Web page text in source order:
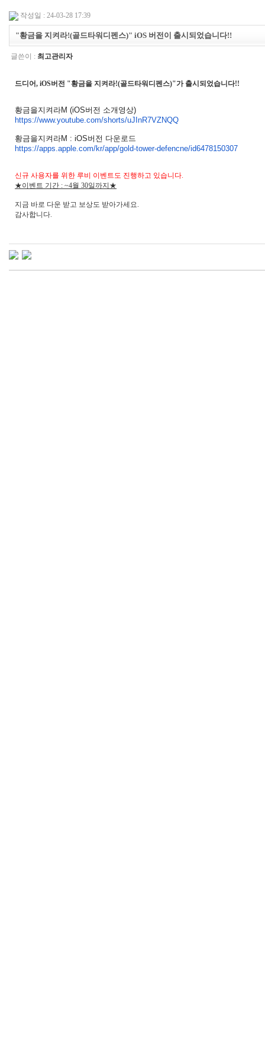
작성일 : 24-03-28 17:39
"황금을 지켜라!(골드타워디펜스)" iOS 버전이 출시되었습니다!!
글쓴이 : 최고관리자
드디어, iOS버전 "황금을 지켜라!(골드타워디펜스)"가 출시되었습니다!!
황금을지켜라M (iOS버전 소개영상)
https://www.youtube.com/shorts/uJInR7VZNQQ
황금을지켜라M : iOS버전 다운로드
https://apps.apple.com/kr/app/gold-tower-defencne/id6478150307
신규 사용자를 위한 루비 이벤트도 진행하고 있습니다.
★이벤트 기간 : ~4월 30일까지 ★
지금 바로 다운 받고 보상도 받아가세요.
감사합니다.